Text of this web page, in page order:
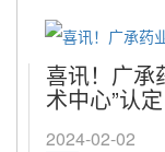
喜讯！广承
术中心”认定
2024-02-02